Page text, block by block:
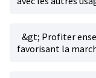
&gt; Profiter
favorisant la